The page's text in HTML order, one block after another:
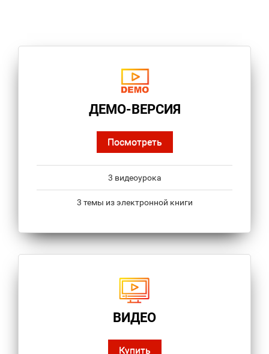
ДЕМО-ВЕРСИЯ
Посмотреть
3 видеоурока
3 темы из электронной книги
ВИДЕО
Купить